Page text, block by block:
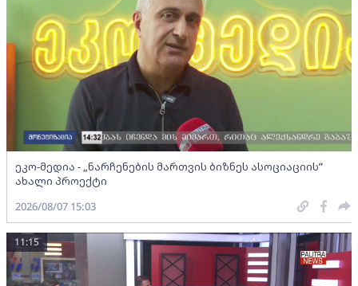
ეკო-მედია - „ნარჩენების მართვის ბიზნეს ასოციაციის”
ახალი პროექტი
2026/08/07 15:03
11:15